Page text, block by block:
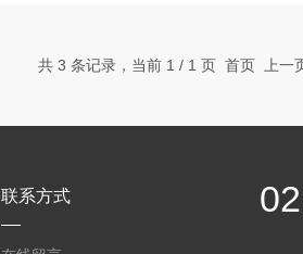
共 3 条记录，当前 1 / 1 页 首页 上
联系方式